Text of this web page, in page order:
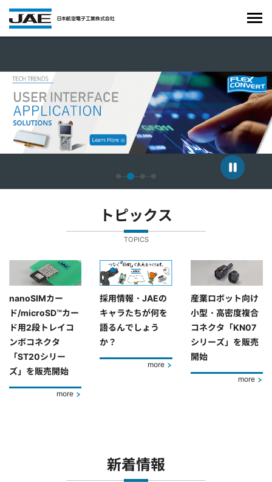
トピックス
TOPICS
nanoSIMカー
ド/microSD™カー
ド用2段トレイコ
ンボコネクタ
「ST20シリー
ズ」を販売開始
more
採用情報・JAEの
キャラたちが何を
語るんでしょう
か？
more
産業ロボット向け
小型・高密度複合
コネクタ「KN07
シリーズ」を販売
開始
more
新着情報